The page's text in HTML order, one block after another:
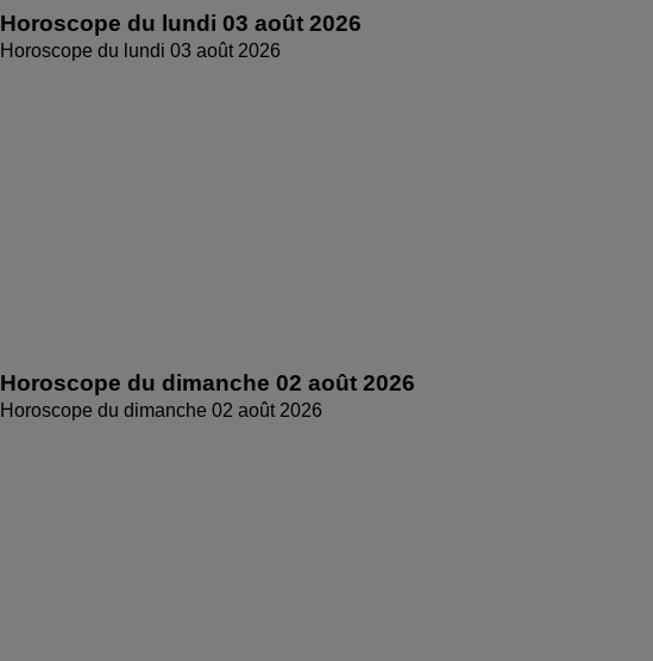
Horoscope du lundi 03 août 2026
Horoscope du lundi 03 août 2026
Horoscope du dimanche 02 août 2026
Horoscope du dimanche 02 août 2026